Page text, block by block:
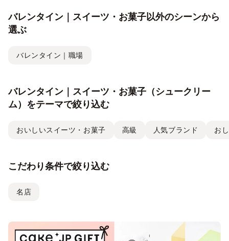
バレンタイン｜スイーツ・お菓子以外のシーンから
選ぶ
バレンタイン｜職場
バレンタイン｜スイーツ・お菓子（シュークリー
ム）をテーマで絞り込む
おいしいスイーツ・お菓子 高級 人気ブランド お
こだわり条件で絞り込む
名店